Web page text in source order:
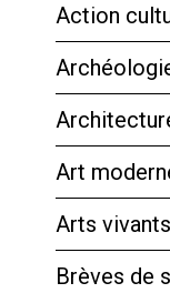
Action
Art
Arts
Brèves de